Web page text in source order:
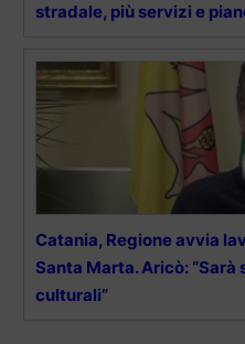
stradale, più servizi e
Catania, Regione avvia
Santa Marta. Aricò:
culturali”